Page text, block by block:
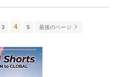
3 4 5 最後のページ